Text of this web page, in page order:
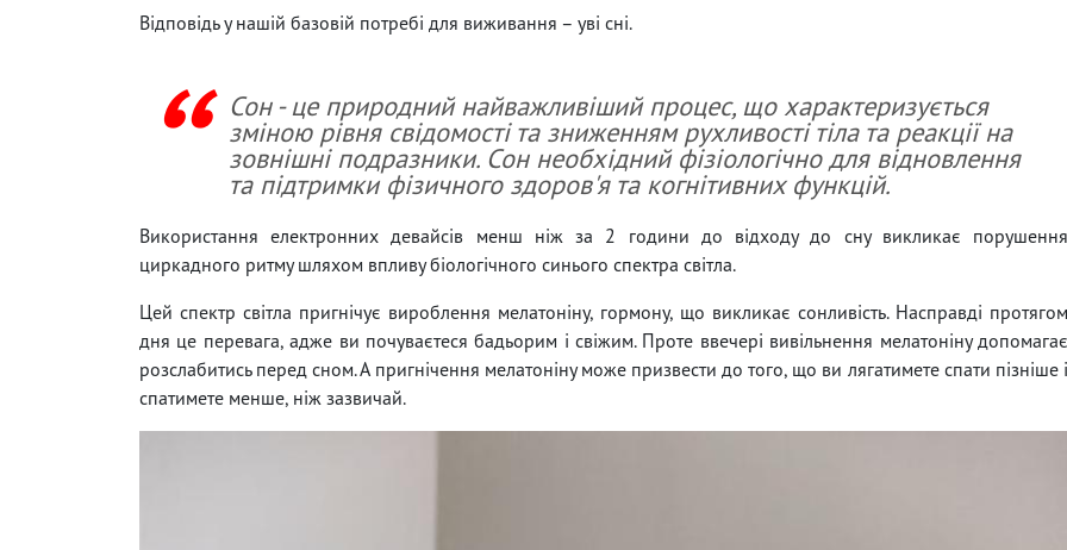
Відповідь у нашій базовій потребі для виживання – уві сні.
Сон - це природний найважливіший процес, що характеризується
зміною рівня свідомості та зниженням рухливості тіла та реакції на
зовнішні подразники. Сон необхідний фізіологічно для відновлення
та підтримки фізичного здоров'я та когнітивних функцій.
Використання електронних девайсів менш ніж за 2 години до відходу до сну викликає порушення
циркадного ритму шляхом впливу біологічного синього спектра світла.
Цей спектр світла пригнічує вироблення мелатоніну, гормону, що викликає сонливість. Насправді протягом
дня це перевага, адже ви почуваєтеся бадьорим і свіжим. Проте ввечері вивільнення мелатоніну допомагає
розслабитись перед сном. А пригнічення мелатоніну може призвести до того, що ви лягатимете спати пізніше і
спатимете менше, ніж зазвичай.